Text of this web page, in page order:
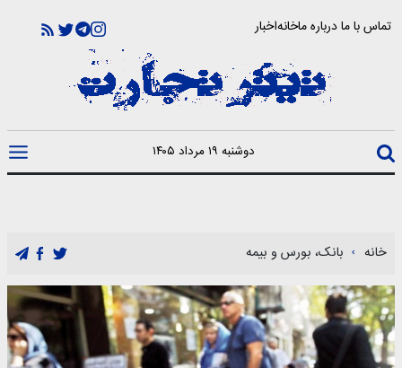
تماس با مادرباره ماخانهاخبار
دوشنبه ۱۹ مرداد ۱۴۰۵
خانه بانک، بورس و بیمه